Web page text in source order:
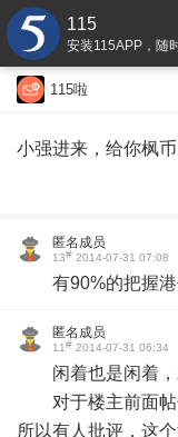
115
安装115APP，随
115啦
小强进来，给你枫币
匿名成员
13# 2014-07-31 07:08
有90%的把握
匿名成员
11# 2014-07-31 06:34
闲着也是闲着，
对于楼主前面
所以有人批评，这